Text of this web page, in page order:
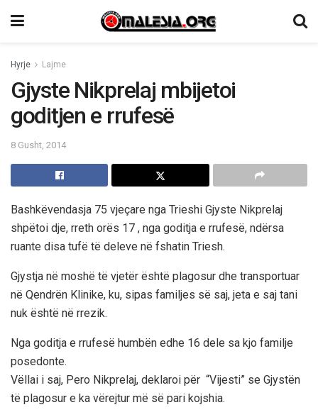
Hyrje Lajme
Gjyste Nikprelaj mbijetoi
goditjen e rrufesë
8 Gusht, 2014
Bashkëvendasja 75 vjeçare nga Trieshi Gjyste Nikprelaj
shpëtoi dje, rreth orës 17 , nga goditja e rrufesë, ndërsa
ruante disa tufë të deleve në fshatin Triesh.
Gjystja në moshë të vjetër është plagosur dhe transportuar
në Qendrën Klinike, ku, sipas familjes së saj, jeta e saj tani
nuk është në rrezik.
Nga goditja e rrufesë humbën edhe 16 dele sa kjo familje
posedonte.
Vëllai i saj, Pero Nikprelaj, deklaroi për “Vijesti” se Gjystën
të plagosur e ka vërejtur më së pari kojshia.